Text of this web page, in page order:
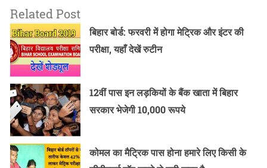
Related Post
बिहार बोर्ड: फरवरी में होगा मेट्रिक और इंटर की
परीक्षा, यहाँ देखें रुटीन
12वीं पास इन लड़कियों के बैंक खाता में बिहार
सरकार भेजेगी 10,000 रूपये
कोमल का मैट्रिक पास होना हमारे लिए किसी के